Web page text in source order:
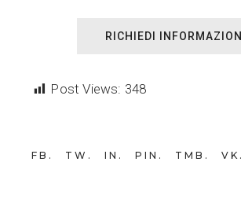
RICHIEDI INFORMAZIONI
Post Views: 348
FB TW IN PIN TMB VK